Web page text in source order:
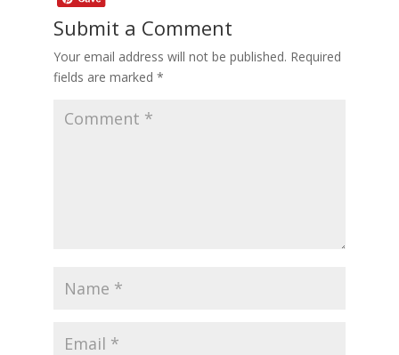
Submit a Comment
Your email address will not be published. Required
fields are marked *